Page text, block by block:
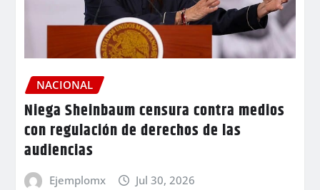
NACIONAL
Niega Sheinbaum censura contra medios
con regulación de derechos de las
audiencias
Ejemplomx Jul 30, 2026